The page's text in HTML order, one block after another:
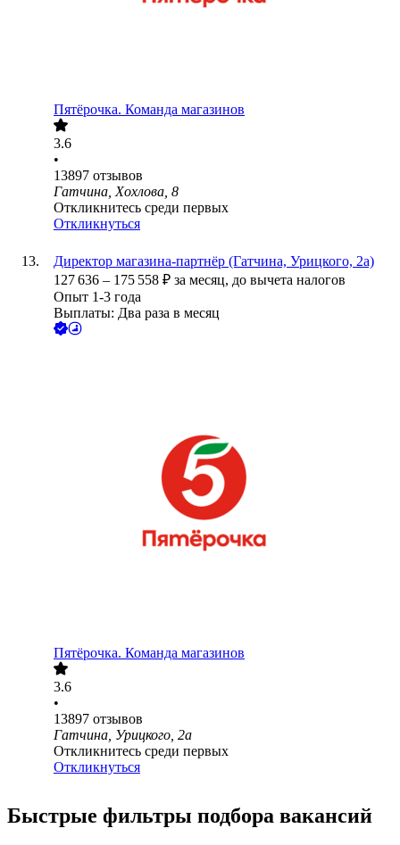
Пятёрочка. Команда магазинов
3.6
•
13897 отзывов
Гатчина, Хохлова, 8
Откликнитесь среди первых
Откликнуться
Директор магазина-партнёр (Гатчина, Урицкого, 2а)
127 636 – 175 558 ₽ за месяц, до вычета налогов
Опыт 1-3 года
Выплаты: Два раза в месяц
Пятёрочка. Команда магазинов
3.6
•
13897 отзывов
Гатчина, Урицкого, 2а
Откликнитесь среди первых
Откликнуться
Быстрые фильтры подбора вакансий